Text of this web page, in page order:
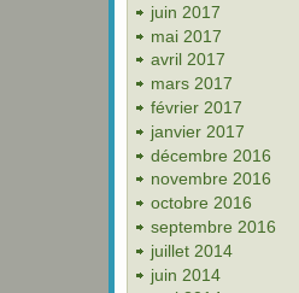
juin 2017
mai 2017
avril 2017
mars 2017
février 2017
janvier 2017
décembre 2016
novembre 2016
octobre 2016
septembre 2016
juillet 2014
juin 2014